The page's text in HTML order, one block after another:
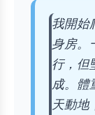
我開始
身房。
行，但
成。體
天動地